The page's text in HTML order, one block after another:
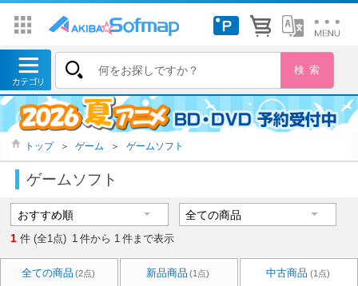
トップ ＞ ゲーム ＞ ゲームソフト
ゲームソフト
1 件 (全1点) 1 件から 1 件まで表示
全ての商品 (2点) 新品商品 (1点) 中古商品 (1点)